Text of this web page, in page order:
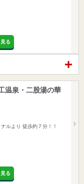
る
温泉・二股湯の華
ルより 徒歩約７分！！
る